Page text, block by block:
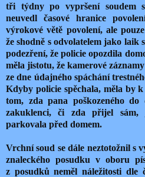
tři týdny po vypršení soudem
neuvedl časové hranice
výrokové větě povolení, ale
že shodně s odvolatelem jako laik
podezření, že policie opozdila
měla jistotu, že kamerové
ze dne údajného spáchání
Kdyby policie spěchala, měla by
tom, zda pana poškozeného do
zakuklenci, či zda přijel sám,
parkovala před domem.
Vrchní soud se dále neztotožnil s
znaleckého posudku v oboru
z posudků neměl náležitosti dle